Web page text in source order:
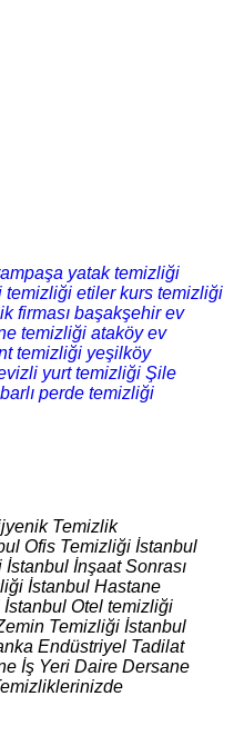
yatak temizliği
temizliği etiler kurs temizliği
firması başakşehir ev
temizliği ataköy ev
temizliği yeşilköy
yurt temizliği Şile
perde temizliği
Temizlik
Ofis Temizliği İstanbul
İnşaat Sonrası
İstanbul Hastane
Otel temizliği
Temizliği İstanbul
Endüstriyel Tadilat
İş Yeri Daire Dersane